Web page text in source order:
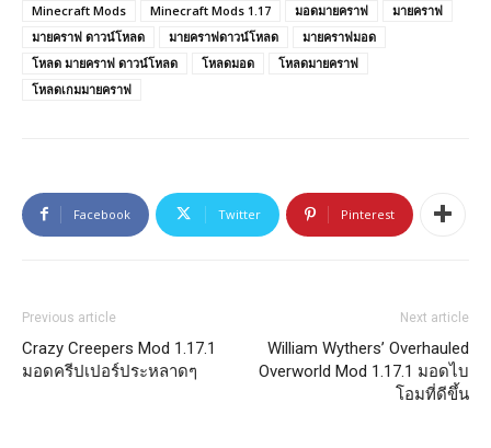
Minecraft Mods
Minecraft Mods 1.17 มอดมายคราฟ
มายคราฟ
มายคราฟ ดาวน์โหลด
มายคราฟดาวน์โหลด
มายคราฟมอด
โหลด มายคราฟ ดาวน์โหลด
โหลดมอด
โหลดมายคราฟ
โหลดเกมมายคราฟ
Facebook Twitter Pinterest
Previous article
Crazy Creepers Mod 1.17.1
มอดครีปเปอร์ประหลาดๆ
Next article
William Wythers’ Overhauled
Overworld Mod 1.17.1 มอดไบ
โอมที่ดีขึ้น